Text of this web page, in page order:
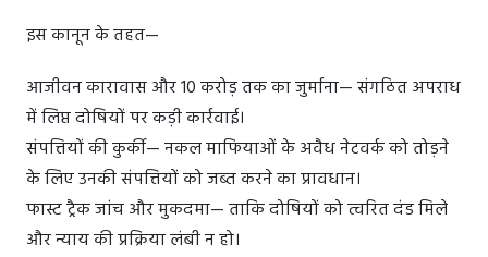
इस कानून के तहत—
आजीवन कारावास और 10 करोड़ तक का जुर्माना— संगठित अपराध
में लिप्त दोषियों पर कड़ी कार्रवाई।
संपत्तियों की कुर्की— नकल माफियाओं के अवैध नेटवर्क को तोड़ने
के लिए उनकी संपत्तियों को जब्त करने का प्रावधान।
फास्ट ट्रैक जांच और मुकदमा— ताकि दोषियों को त्वरित दंड मिले
और न्याय की प्रक्रिया लंबी न हो।